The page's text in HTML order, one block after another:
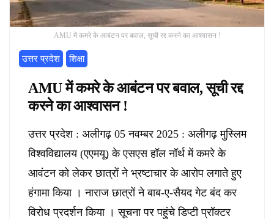
AMU में कमरे के आबंटन पर बवाल, सूची रद्द करने का आश्वासन !
उत्तर प्रदेश शिक्षा
AMU में कमरे के आबंटन पर बवाल, सूची रद्द
करने का आश्वासन !
उत्तर प्रदेश : अलीगढ़ 05 नवम्बर 2025 : अलीगढ़ मुस्लिम
विश्वविद्यालय (एएमयू) के एसएस हॉल नॉर्थ में कमरे के
आवंटन को लेकर छात्रों ने भ्रष्टाचार के आरोप लगाते हुए
हंगामा किया । नाराज छात्रों ने बाब-ए-सैयद गेट बंद कर
विरोध प्रदर्शन किया । सूचना पर पहुंचे डिप्टी प्रॉक्टर